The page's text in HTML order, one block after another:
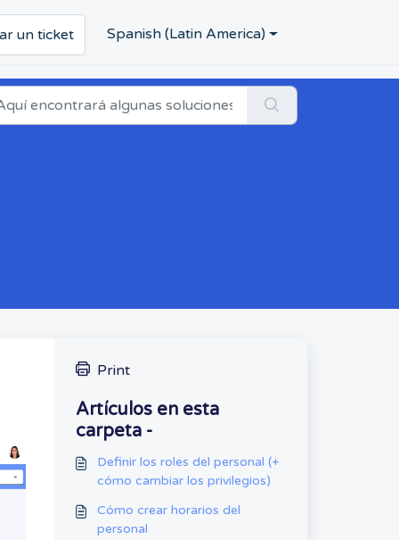
un ticket Spanish (Latin America)
Print
Artículos en esta
carpeta -
Definir los roles del personal (+
cómo cambiar los privilegios)
Cómo crear horarios del
personal